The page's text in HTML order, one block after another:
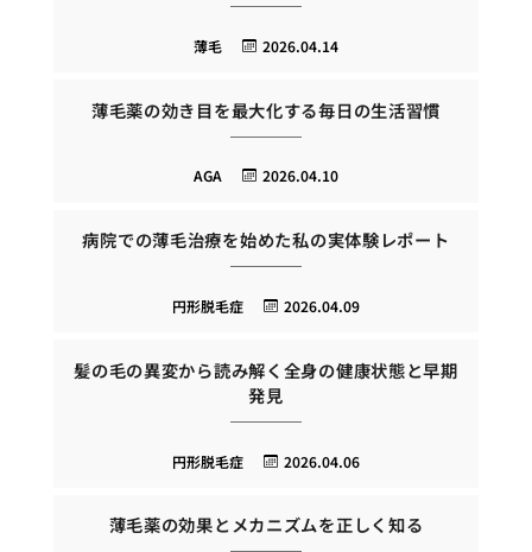
2026.04.14
薄毛
薄毛薬の効き目を最大化する毎日の生活習慣
2026.04.10
AGA
病院での薄毛治療を始めた私の実体験レポート
2026.04.09
円形脱毛症
髪の毛の異変から読み解く全身の健康状態と早期
発見
2026.04.06
円形脱毛症
薄毛薬の効果とメカニズムを正しく知る